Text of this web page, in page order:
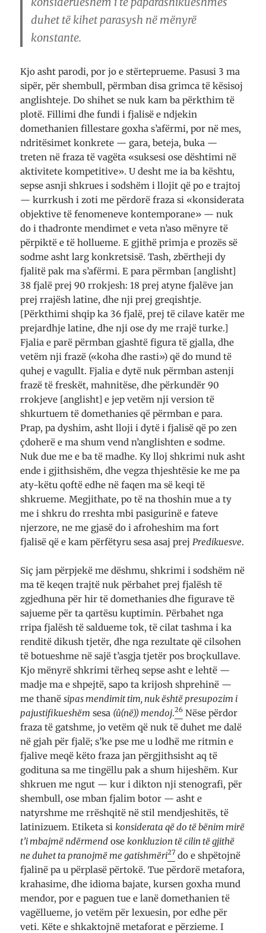
duhet të kihet parasysh në mënyrë
konstante.
Kjo asht parodi, por jo e stërteprueme. Pasusi 3 ma
sipër, për shembull, përmban disa grimca të kësisoj
anglishteje. Do shihet se nuk kam ba përkthim të
plotë. Fillimi dhe fundi i fjalisë e ndjekin
domethanien fillestare goxha s’afërmi, por në mes,
ndritësimet konkrete — gara, beteja, buka —
treten në fraza të vagëta «suksesi ose dështimi në
aktivitete kompetitive». U desht me ia ba kështu,
sepse asnji shkrues i sodshëm i llojit që po e trajtoj
— kurrkush i zoti me përdorë fraza si «konsiderata
objektive të fenomeneve kontemporane» — nuk
do i thadronte mendimet e veta n’aso mënyre të
përpiktë e të hollueme. E gjithë primja e prozës së
sodme asht larg konkretsisë. Tash, zbërtheji dy
fjalitë pak ma s’afërmi. E para përmban [anglisht]
38 fjalë prej 90 rrokjesh: 18 prej atyne fjalëve jan
prej rrajësh latine, dhe nji prej greqishtje.
[Përkthimi shqip ka 36 fjalë, prej të cilave katër me
prejardhje latine, dhe nji ose dy me rrajë turke.]
Fjalia e parë përmban gjashtë figura të gjalla, dhe
vetëm nji frazë («koha dhe rasti») që do mund të
quhej e vagullt. Fjalia e dytë nuk përmban astenji
frazë të freskët, mahnitëse, dhe përkundër 90
rrokjeve [anglisht] e jep vetëm nji version të
shkurtuem të domethanies që përmban e para.
Prap, pa dyshim, asht lloji i dytë i fjalisë që po zen
çdoherë e ma shum vend n’anglishten e sodme.
Nuk due me e ba të madhe. Ky lloj shkrimi nuk asht
ende i gjithsishëm, dhe vegza thjeshtësie ke me pa
aty-këtu qoftë edhe në faqen ma së keqi të
shkrueme. Megjithate, po të na thoshin mue a ty
me i shkru do rreshta mbi pasigurinë e fateve
njerzore, ne me gjasë do i afroheshim ma fort
fjalisë që e kam përfëtyru sesa asaj prej Predikuesve.
Siç jam përpjekë me dëshmu, shkrimi i sodshëm në
ma të keqen trajtë nuk përbahet prej fjalësh të
zgjedhuna për hir të domethanies dhe figurave të
sajueme për ta qartësu kuptimin. Përbahet nga
rripa fjalësh të saldueme tok, të cilat tashma i ka
renditë dikush tjetër, dhe nga rezultate që cilsohen
të botueshme në sajë t’asgja tjetër pos broçkullave.
Kjo mënyrë shkrimi tërheq sepse asht e lehtë —
madje ma e shpejtë, sapo ta krijosh shprehinë —
me thanësipas mendimit tim, nuk është presupozim i
pajustifikueshëm sesa (û(në)) mendoj.26 Nëse përdor
fraza të gatshme, jo vetëm që nuk të duhet me dalë
në gjah për fjalë; s’ke pse me u lodhë me ritmin e
fjalive meqë këto fraza jan përgjithsisht aq të
godituna sa me tingëllu pak a shum hijeshëm. Kur
shkruen me ngut — kur i dikton nji stenografi, për
shembull, ose mban fjalim botor — asht e
natyrshme me rrëshqitë në stil mendjeshitës, të
latinizuem. Etiketa si konsiderata që do të bënim mirë
t’i mbajmë ndërmend ose konkluzion të cilin të gjithë
ne duhet ta pranojmë me gatishmëri27 do e shpëtojnë
fjalinë pa u përplasë përtokë. Tue përdorë metafora,
krahasime, dhe idioma bajate, kursen goxha mund
mendor, por e paguen tue e lanë domethanien të
vagëllueme, jo vetëm për lexuesin, por edhe për
veti. Këte e shkaktojnë metaforat e përzieme. I